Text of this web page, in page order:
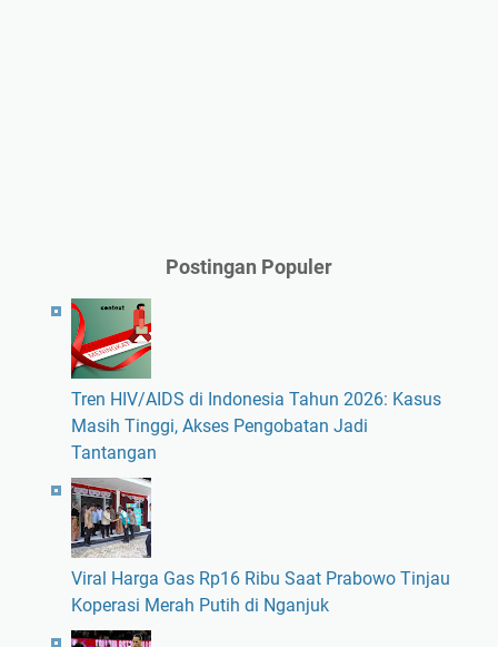
Postingan Populer
Tren HIV/AIDS di Indonesia Tahun 2026: Kasus
Masih Tinggi, Akses Pengobatan Jadi
Tantangan
Viral Harga Gas Rp16 Ribu Saat Prabowo Tinjau
Koperasi Merah Putih di Nganjuk